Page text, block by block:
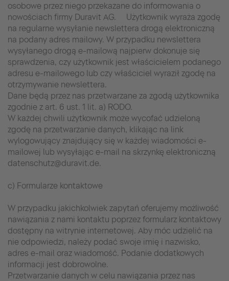
osobowe przez niego przekazane do informowania o
nowościach firmy Duravit AG. Użytkownik wyraża zgodę
na regularne wysyłanie newslettera drogą elektroniczną
na podany adres mailowy. W przypadku newslettera
wysyłanego drogą e-mailową najpierw dokonuje się
sprawdzenia, czy użytkownik jest właścicielem podanego
adresu e-mailowego lub czy właściciel wyraził zgodę na
otrzymywanie newslettera.
Dane będą przez nas przetwarzane za zgodą użytkownika
zgodnie z art. 6 ust. 1 lit. a) RODO.
W każdej chwili użytkownik może wycofać udzieloną
zgodę na przetwarzanie danych, klikając na link
wylogowujący znajdujący się w każdej wiadomości e-
mailowej lub wysyłając e-mail na skrzynkę elektroniczną
datenschutz@duravit.de.
c) Formularze kontaktowe
W przypadku jakichkolwiek zapytań oferujemy możliwość
nawiązania z nami kontaktu poprzez formularz kontaktowy
dostępny na witrynie internetowej. Aby móc udzielić na
nie odpowiedzi, należy podać swoje imię i nazwisko,
adres e-mail oraz wiadomość. Podanie dodatkowych
informacji jest dobrowolne.
Przetwarzanie danych w celu nawiązania przez nas